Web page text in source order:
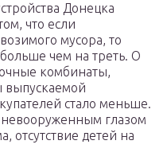
Донецка
что если
мусора, то
чем на треть. О
комбинаты,
стало меньше.
глазом
отсутствие детей на